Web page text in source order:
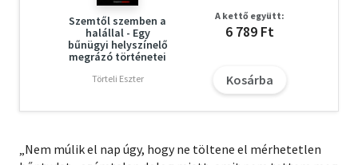
Szemtől szemben a
halállal - Egy
bűnügyi helyszínelő
megrázó történetei
Törteli Eszter
A kettő együtt:
6 789 Ft
Kosárba
„Nem múlik el nap úgy, hogy ne töltene el mérhetetlen